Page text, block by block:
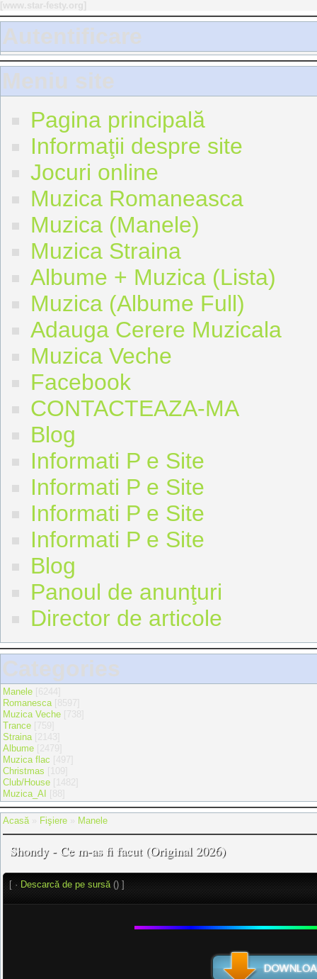
Autentificare
Meniu site
Pagina principală
Informaţii despre site
Jocuri online
Muzica Romaneasca
Muzica (Manele)
Muzica Straina
Albume + Muzica (Lista)
Muzica (Albume Full)
Adauga Cerere Muzicala
Muzica Veche
Facebook
CONTACTEAZA-MA
Blog
Informati P e Site
Informati P e Site
Informati P e Site
Informati P e Site
Blog
Panoul de anunţuri
Director de articole
Categories
Manele
Romanesca
Muzica Veche
Trance
Straina
Albume
Muzica flac
Christmas
Club/House
Muzica_AI
Acasă» Fişiere Manele
Shondy - Ce m-as fi facut (Original 2026)
[ · Descarcă de pe sursă() ]